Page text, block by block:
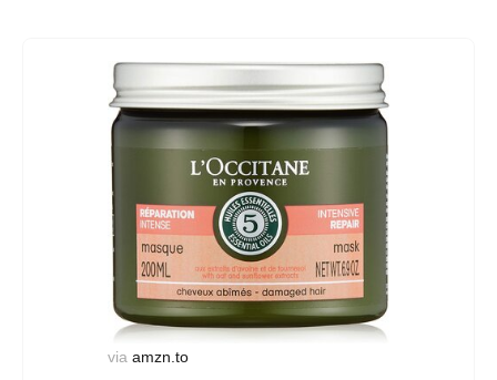
via amzn.to